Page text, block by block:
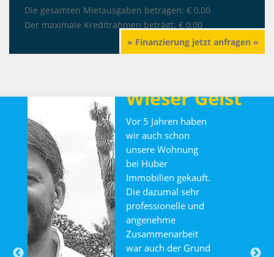
Die gesamten Mietausgaben betragen: € 0,00
Der maximale Kreditrahmen beträgt: € 0,00
» Finanzierung jetzt anfragen «
Wieser Geist
Vor 5 Jahren haben
wir auch schon
unsere Wohnung
bei Huber
Immobilien gekauft.
Die dazumal sehr
professionelle und
angenehme
Zusammenarbeit
war auch der Grund